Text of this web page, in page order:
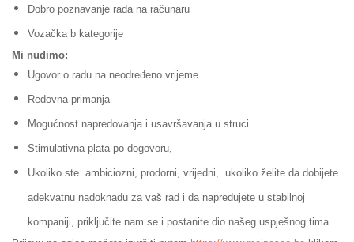
Dobro poznavanje rada na računaru
Vozačka b kategorije
Mi nudimo:
Ugovor o radu na neodređeno vrijeme
Redovna primanja
Mogućnost napredovanja i usavršavanja u struci
Stimulativna plata po dogovoru,
Ukoliko ste ambiciozni, prodorni, vrijedni, ukoliko želite da dobijete
adekvatnu nadoknadu za vaš rad i da napredujete u stabilnoj
kompaniji, priključite nam se i postanite dio našeg uspješnog tima.